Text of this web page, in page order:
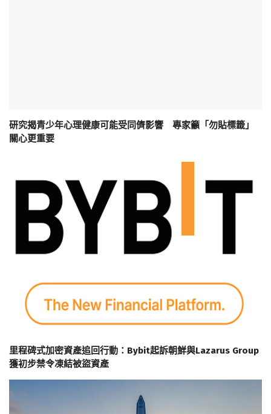
研究揭青少年心理健康可能受同儕影響 專家籲「勿貼標籤」
關心更重要
里程碑式加密資產追回行動：Bybit起訴朝鮮與Lazarus Group
獲初步禁令凍結被盜資產